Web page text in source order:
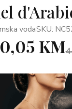
vodaSKU:
KM